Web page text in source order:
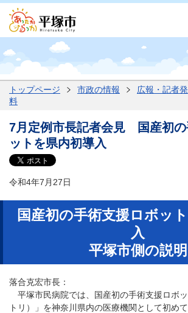
トップページ 市政の情報 広報・記者
料
7月定例市長記者会見 国産初の
ットを県内初導入
令和4年7月27日
国産初の手術支援ロボッ
入
平塚市側の説明
落合克宏市長：
平塚市民病院では、国産初の手術支援ロボ
トリ）」を神奈川県内の医療機関として初めて